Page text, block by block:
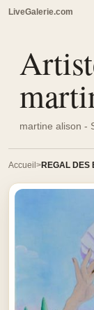
LiveGalerie.com
martine alison -
Accueil REGAL DES